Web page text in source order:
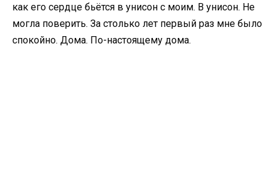
как его сердце бьётся в унисон с моим. В унисон. Не
могла поверить. За столько лет первый раз мне было
спокойно. Дома. По-настоящему дома.